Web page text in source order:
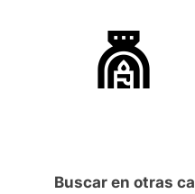
Buscar en otras